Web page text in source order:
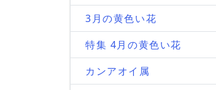
3月の黄色い花
特集 4月の黄色い花
カンアオイ属